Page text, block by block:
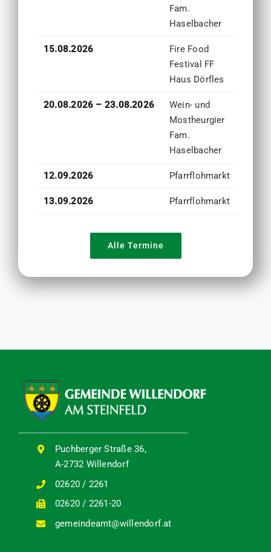
Fam.
Haselbacher
15.08.2026
Fire Food
Festival FF
Haus Dörfles
20.08.2026 – 23.08.2026
Wein- und
Mostheurgier
Fam.
Haselbacher
12.09.2026 Pfarrflohmarkt
13.09.2026 Pfarrflohmarkt
Alle Termine
Puchberger Straße 36,
A-2732 Willendorf
02620 / 2261
02620 / 2261-20
gemeindeamt@willendorf.at